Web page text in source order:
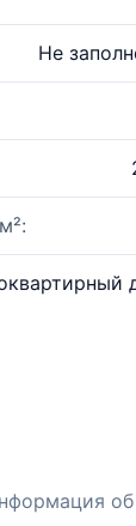
Не
об